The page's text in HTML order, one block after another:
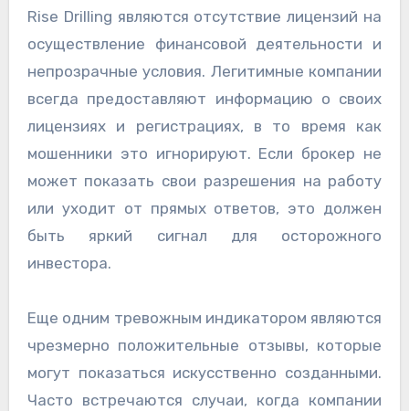
Rise Drilling являются отсутствие лицензий на
осуществление финансовой деятельности и
непрозрачные условия. Легитимные компании
всегда предоставляют информацию о своих
лицензиях и регистрациях, в то время как
мошенники это игнорируют. Если брокер не
может показать свои разрешения на работу
или уходит от прямых ответов, это должен
быть яркий сигнал для осторожного
инвестора.
Еще одним тревожным индикатором являются
чрезмерно положительные отзывы, которые
могут показаться искусственно созданными.
Часто встречаются случаи, когда компании